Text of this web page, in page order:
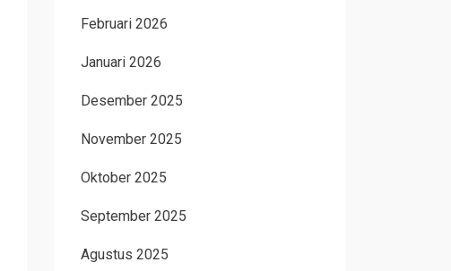
Februari 2026
Januari 2026
Desember 2025
November 2025
Oktober 2025
September 2025
Agustus 2025